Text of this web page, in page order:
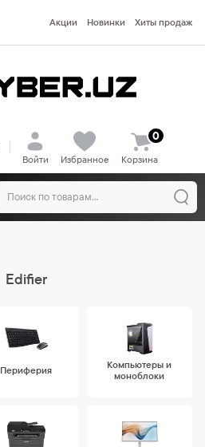
Акции Новинки Хиты продаж
Войти Избранное Корзина
0
Edifier
Периферия
Компьютеры и
моноблоки